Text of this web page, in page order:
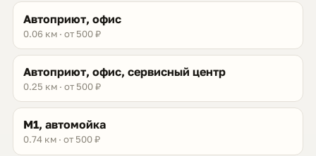
Автоприют, офис
0.06 км · от 500 ₽
Автоприют, офис, сервисный центр
0.25 км · от 500 ₽
М1, автомойка
0.74 км · от 500 ₽